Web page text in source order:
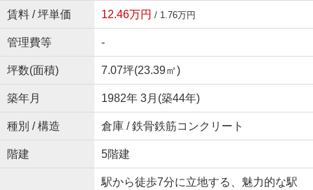
賃料 / 坪単価 12.46万円 / 1.76万円
管理費等 -
坪数(面積) 7.07坪(23.39㎡)
築年月 1982年 3月(築44年)
種別 / 構造 倉庫 / 鉄骨鉄筋コンクリート
階建 5階建
駅から徒歩7分に立地する、魅力的な駅